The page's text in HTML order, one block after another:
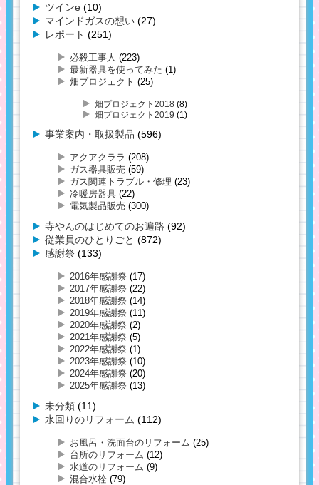
ツインe (10)
マインドガスの想い (27)
レポート (251)
必殺工事人 (223)
最新器具を使ってみた (1)
畑プロジェクト (25)
畑プロジェクト2018 (8)
畑プロジェクト2019 (1)
事業案内・取扱製品 (596)
アクアクララ (208)
ガス器具販売 (59)
ガス関連トラブル・修理 (23)
冷暖房器具 (22)
電気製品販売 (300)
寺やんのはじめてのお遍路 (92)
従業員のひとりごと (872)
感謝祭 (133)
2016年感謝祭 (17)
2017年感謝祭 (22)
2018年感謝祭 (14)
2019年感謝祭 (11)
2020年感謝祭 (2)
2021年感謝祭 (5)
2022年感謝祭 (1)
2023年感謝祭 (10)
2024年感謝祭 (20)
2025年感謝祭 (13)
未分類 (11)
水回りのリフォーム (112)
お風呂・洗面台のリフォーム (25)
台所のリフォーム (12)
水道のリフォーム (9)
混合水栓 (79)